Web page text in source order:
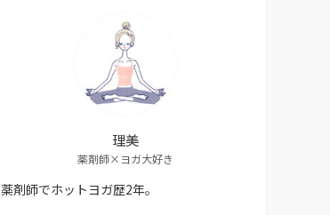
理美
薬剤師×ヨガ大好き
薬剤師でホットヨガ歴2年。